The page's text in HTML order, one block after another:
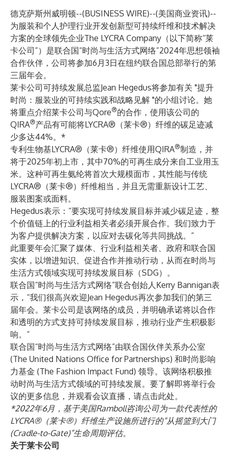
德克萨斯州威明顿--(BUSINESS WIRE)--(美国商业资讯)--
为服装和个人护理行业开发创新型可持续纤维和技术解决
方案的全球领先企业The LYCRA Company （以下简称“莱
卡公司”）是联合国“时尚与生活方式网络”2024年思想领袖
合作伙伴，公司将参加6月3日在纽约联合国总部举行的第
三届年会。
莱卡公司可持续发展总监Jean Hegedus将参加有关 "提升
时尚：服装业的可持续实践和战略见解 "的小组讨论。她
将重点介绍莱卡公司与Qore®的合作，使用该公司的
QIRA®产品有可能将LYCRA®（莱卡®）纤维的碳足迹减
少多达44%。*
专利生物基LYCRA®（莱卡®）纤维使用QIRA®制造，并
将于2025年初上市，其中70%的可再生成分来自工业用玉
米。这种可再生氨纶将首次大规模面市，其性能与传统
LYCRA®（莱卡®）纤维相当，并且无需重新设计工艺、
服装图案或面料。
Hegedus表示：“要实现可持续发展目标并减少碳足迹，整
个价值链上的行业利益相关者必须开展合作。我们致力于
为客户提供解决方案，以应对去碳化等共同挑战。”
此重要年会汇聚了媒体、行业利益相关者、政府和联合国
实体，以增进知识、促进合作并推动行动，从而在时尚与
生活方式领域实现可持续发展目标（SDG）。
联合国“时尚与生活方式网络”联合创始人Kerry Bannigan表
示，“我们很高兴欢迎Jean Hegedus再次参加我们的第三
届年会。莱卡公司是该网络的成员，并明确承诺将以合作
和透明的方式支持可持续发展目标，推动行业产生积极影
响。”
联合国“时尚与生活方式网络”由联合国伙伴关系办公室
(The United Nations Office for Partnerships) 和时尚影响
力基金 (The Fashion Impact Fund) 领导。该网络积极推
动时尚与生活方式领域的可持续发展。要了解即将举行会
议的更多信息，并观看会议直播， 请点击此处。
*2022年6月，基于美国Ramboll咨询公司为一款代表性的
LYCRA®（莱卡®）纤维生产设施所进行的“从摇篮到大门
(Cradle-to-Gate)”生命周期评估。
关于莱卡公司